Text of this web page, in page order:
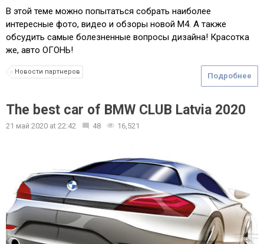
В этой теме можно попытаться собрать наиболее
интересные фото, видео и обзоры новой М4. А также
обсудить самые болезненные вопросы дизайна! Красотка
же, авто ОГОНЬ!
Подробнее
Новости партнеров
The best car of BMW CLUB Latvia 2020
21 май 2020 at 22:42 48 16,521